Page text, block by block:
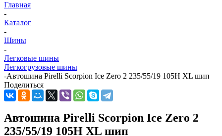
Главная
-
Каталог
-
Шины
-
Легковые шины
Легкогрузовые шины
-Автошина Pirelli Scorpion Ice Zero 2 235/55/19 105H XL шип
Поделиться
Автошина Pirelli Scorpion Ice Zero 2
235/55/19 105H XL шип